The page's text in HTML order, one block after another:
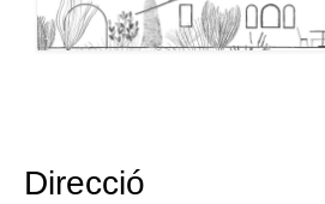
Direcció